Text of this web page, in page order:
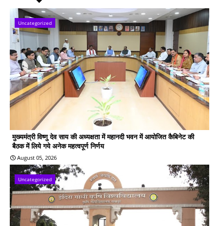
Uncategorized
मुख्यमंत्री विष्णु देव साय की अध्यक्षता में महानदी भवन में आयोजित कैबिनेट की
बैठक में लिये गये अनेक महत्वपूर्ण निर्णय
August 05, 2026
Uncategorized